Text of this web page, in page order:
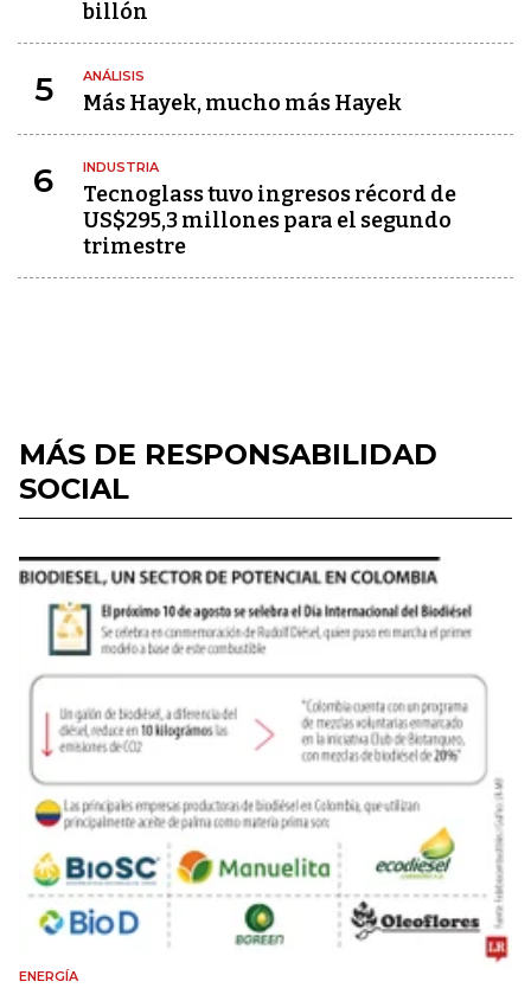
billón
5 ANÁLISIS
Más Hayek, mucho más Hayek
6 INDUSTRIA
Tecnoglass tuvo ingresos récord de
US$295,3 millones para el segundo
trimestre
MÁS DE RESPONSABILIDAD
SOCIAL
ENERGÍA